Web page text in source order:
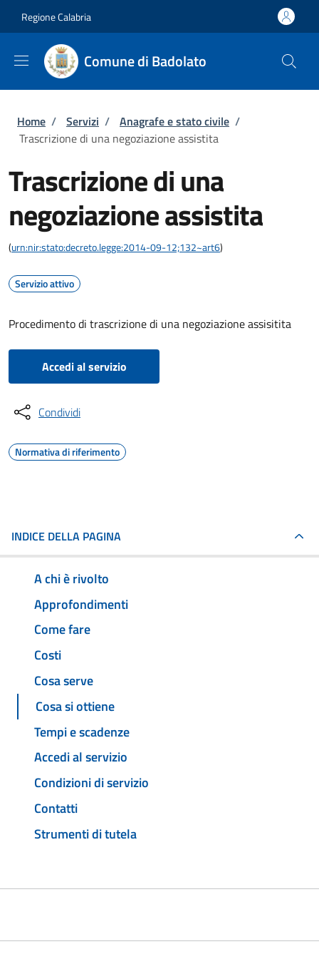
Regione Calabria
Comune di Badolato
Briciole di pane
Home / Servizi / Anagrafe e stato civile /
Trascrizione di una negoziazione assistita
Trascrizione di una
negoziazione assistita
(urn:nir:stato:decreto.legge:2014-09-12;132~art6)
Servizio attivo
Procedimento di trascrizione di una negoziazione assisitita
Accedi al servizio
Condividi
Normativa di riferimento
INDICE DELLA PAGINA
A chi è rivolto
Approfondimenti
Come fare
Costi
Cosa serve
Cosa si ottiene
Tempi e scadenze
Accedi al servizio
Condizioni di servizio
Contatti
Strumenti di tutela